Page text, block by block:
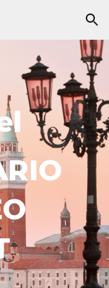
Skip to navigation